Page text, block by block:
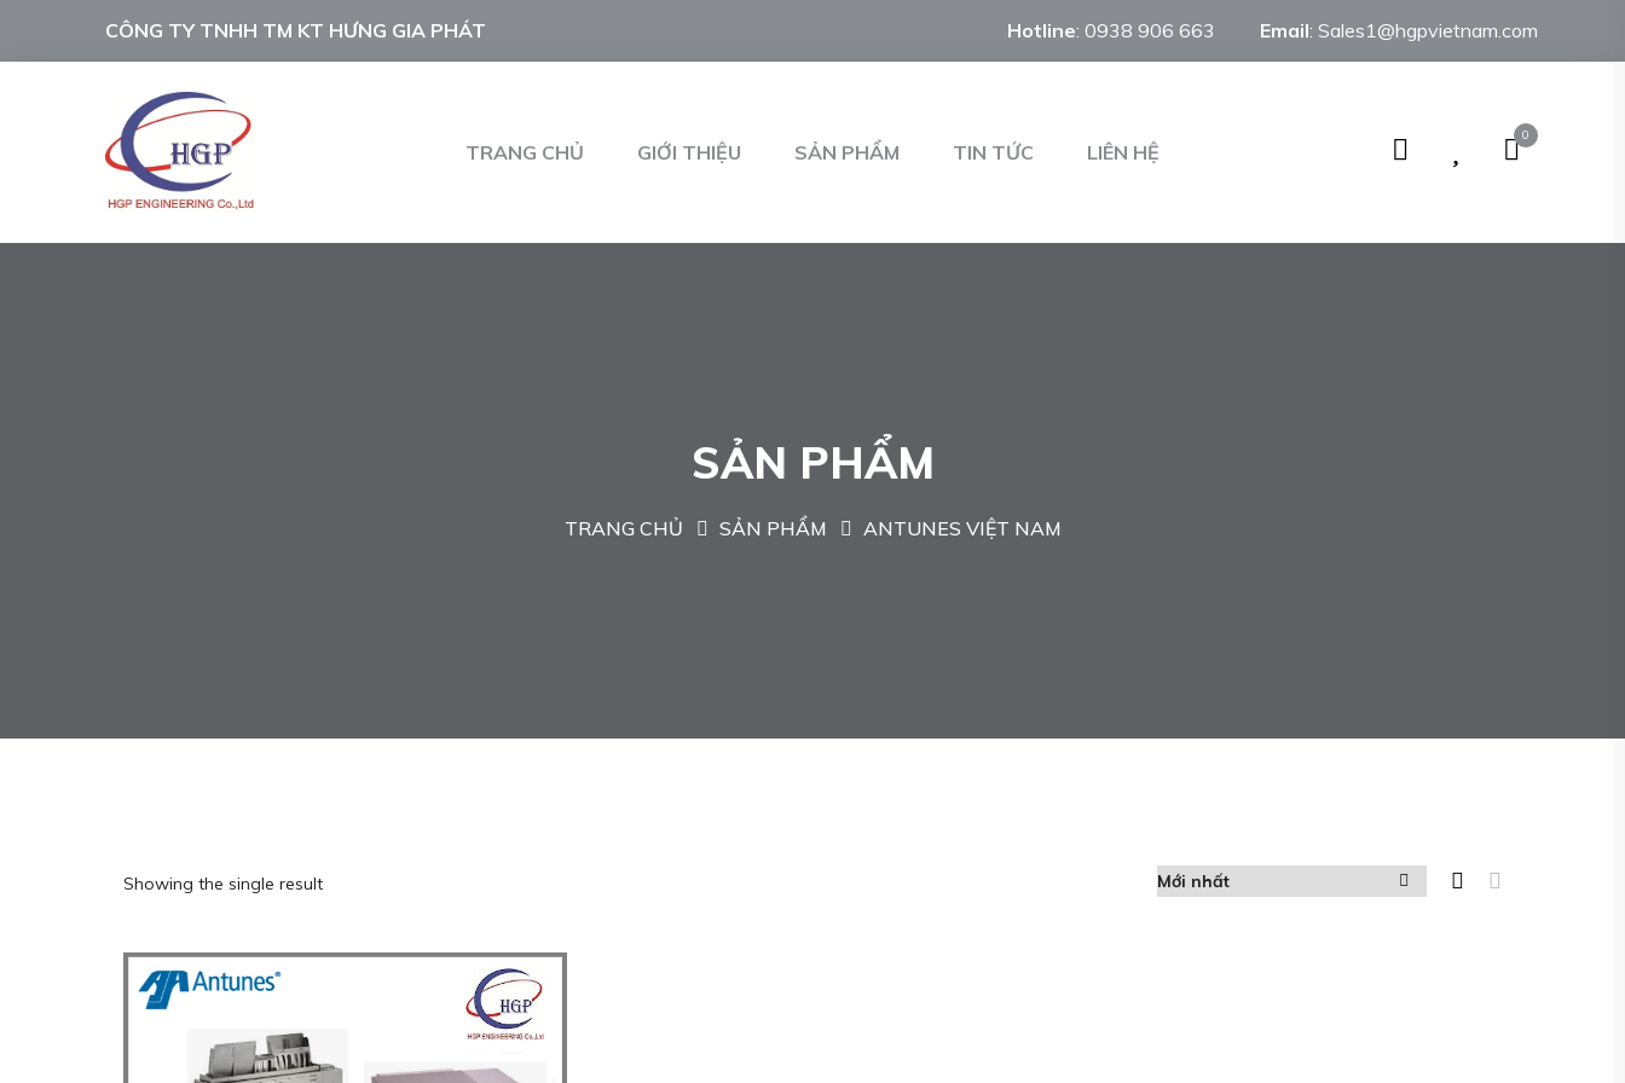
CÔNG TY TNHH TM KT HƯNG GIA PHÁT Hotline: 0938 906 663 Email: Sales1@hgpvietnam.com
TRANG CHỦ GIỚI THIỆU SẢN PHẨM TIN TỨC LIÊN HỆ
0
SẢN PHẨM
TRANG CHỦ SẢN PHẨM ANTUNES VIỆT NAM
Showing the single result